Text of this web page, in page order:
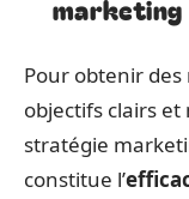
marketing
Pour obtenir
objectifs clairs et
stratégie
constitue l’